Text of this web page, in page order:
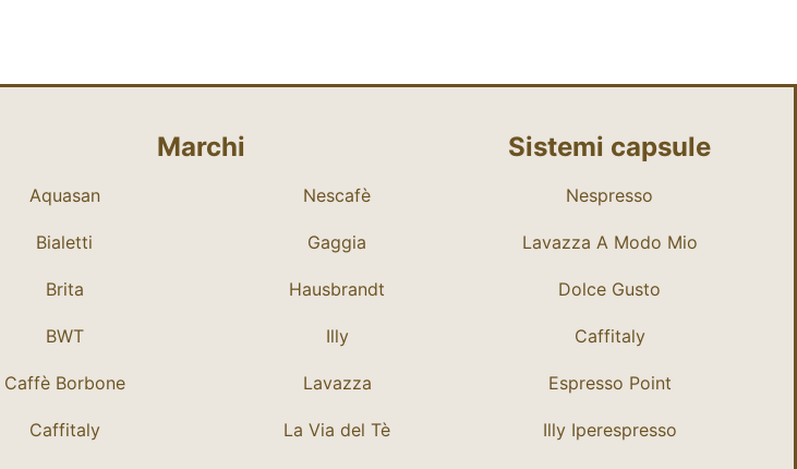
Marchi
Aquasan
Bialetti
Brita
BWT
Caffè Borbone
Caffitaly
Nescafè
Gaggia
Hausbrandt
Illy
Lavazza
La Via del Tè
Sistemi capsule
Nespresso
Lavazza A Modo Mio
Dolce Gusto
Caffitaly
Espresso Point
Illy Iperespresso